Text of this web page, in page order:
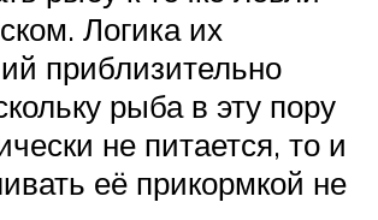
Логика их
приблизительно
рыба в эту пору
не питается, то и
её прикормкой не